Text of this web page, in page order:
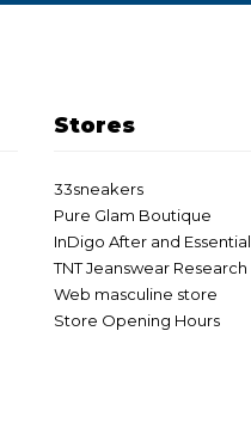
Stores
33sneakers
Pure Glam Boutique
InDigo After and Essential
TNT Jeanswear Research
Web masculine store
Store Opening Hours